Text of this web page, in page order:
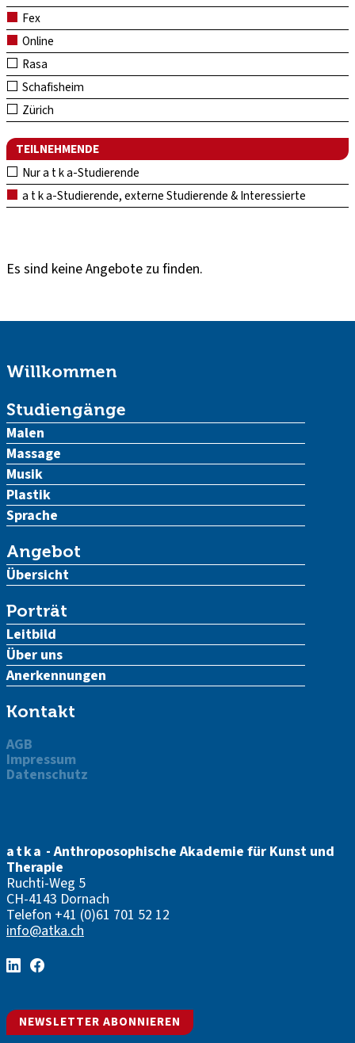
Fex
Online
Rasa
Schafisheim
Zürich
TEILNEHMENDE
Nur a t k a-Studierende
a t k a-Studierende, externe Studierende & Interessierte
Es sind keine Angebote zu finden.
Willkommen
Studiengänge
Malen
Massage
Musik
Plastik
Sprache
Angebot
Übersicht
Porträt
Leitbild
Über uns
Anerkennungen
Kontakt
AGB
Impressum
Datenschutz
atka - Anthroposophische Akademie für Kunst und
Therapie
Ruchti-Weg 5
CH-4143 Dornach
Telefon +41 (0)61 701 52 12
info@atka.ch
NEWSLETTER ABONNIEREN